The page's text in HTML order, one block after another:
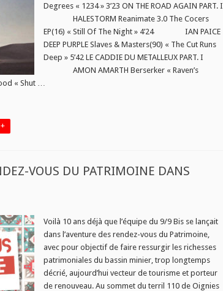
Degrees « 1234 » 3’23 ON THE ROAD AGAIN PART. I
HALESTORM Reanimate 3.0 The Cocers
EP(16) « Still Of The Night » 4’24 IAN PAICE
DEEP PURPLE Slaves & Masters(90) « The Cut Runs
Deep » 5’42 LE CADDIE DU METALLEUX PART. I
AMON AMARTH Berserker « Raven’s
« Shut …
VOUS DU PATRIMOINE DANS
Voilà 10 ans déjà que l’équipe du 9/9 Bis se lançait
dans l’aventure des rendez-vous du Patrimoine,
avec pour objectif de faire ressurgir les richesses
patrimoniales du bassin minier, trop longtemps
décrié, aujourd’hui vecteur de tourisme et porteur
de renouveau. Au sommet du terril 110 de Oignies